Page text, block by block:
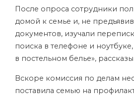
После опроса сотрудники
домой к семье и, не
документов, изучали
поиска в телефоне и
в постельном белье»,
Вскоре комиссия по делам
поставила семью на